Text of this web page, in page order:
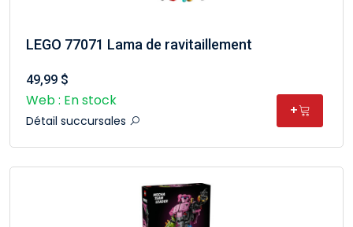
LEGO 77071 Lama de ravitaillement
49,99 $
Web : En stock
Détail succursales
+